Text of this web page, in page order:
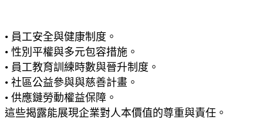
• 員工安全與健康制度。
• 性別平權與多元包容措施。
• 員工教育訓練時數與晉升制度。
• 社區公益參與與慈善計畫。
• 供應鏈勞動權益保障。
這些揭露能展現企業對人本價值的尊重與責任。